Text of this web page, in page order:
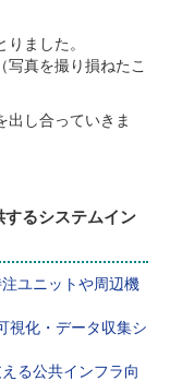
ました。
写真を撮り損ねたこ
出し合っていきま
るシステムイン
ユニットや周辺機
視化・データ収集シ
る公共インフラ向